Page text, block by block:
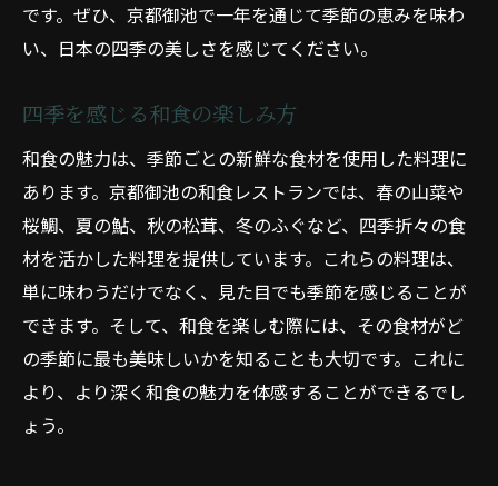
です。ぜひ、京都御池で一年を通じて季節の恵みを味わ
い、日本の四季の美しさを感じてください。
四季を感じる和食の楽しみ方
和食の魅力は、季節ごとの新鮮な食材を使用した料理に
あります。京都御池の和食レストランでは、春の山菜や
桜鯛、夏の鮎、秋の松茸、冬のふぐなど、四季折々の食
材を活かした料理を提供しています。これらの料理は、
単に味わうだけでなく、見た目でも季節を感じることが
できます。そして、和食を楽しむ際には、その食材がど
の季節に最も美味しいかを知ることも大切です。これに
より、より深く和食の魅力を体感することができるでし
ょう。